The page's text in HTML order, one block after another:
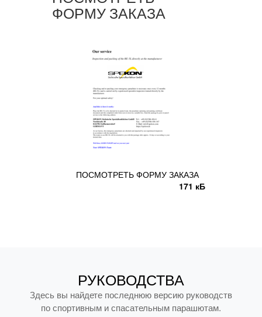
ФОРМУ ЗАКАЗА
ПОСМОТРЕТЬ ФОРМУ ЗАКАЗА
171 кБ
РУКОВОДСТВА
Здесь вы найдете последнюю версию руководств
по спортивным и спасательным парашютам.